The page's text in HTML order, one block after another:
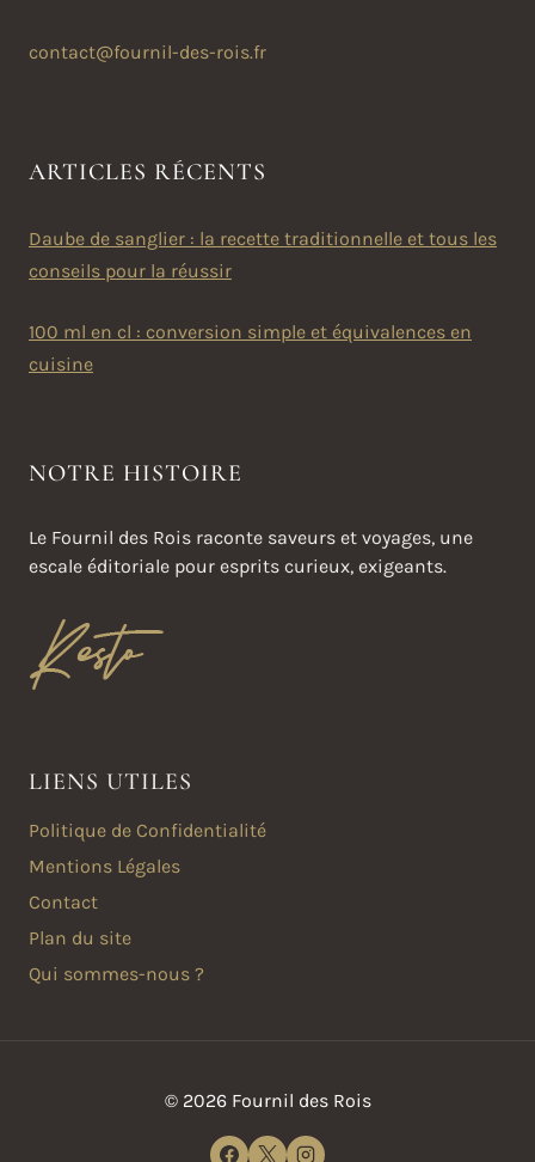
contact@fournil-des-rois.fr
ARTICLES RÉCENTS
Daube de sanglier : la recette traditionnelle et tous les
conseils pour la réussir
100 ml en cl : conversion simple et équivalences en
cuisine
NOTRE HISTOIRE
Le Fournil des Rois raconte saveurs et voyages, une
escale éditoriale pour esprits curieux, exigeants.
LIENS UTILES
Politique de Confidentialité
Mentions Légales
Contact
Plan du site
Qui sommes-nous ?
© 2026 Fournil des Rois